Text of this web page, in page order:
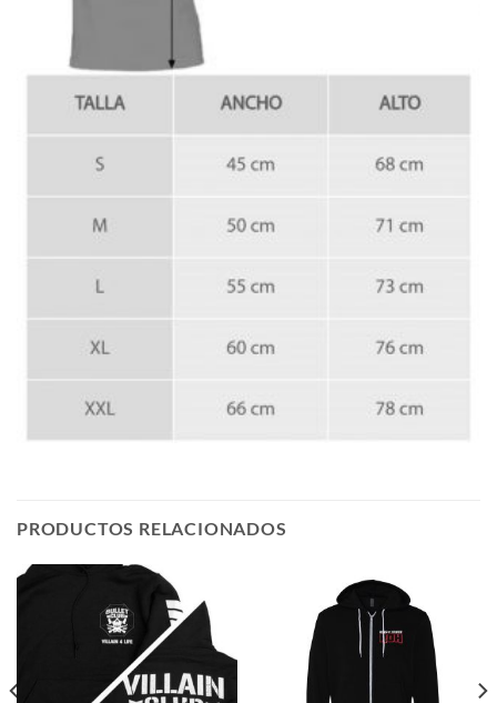
PRODUCTOS RELACIONADOS